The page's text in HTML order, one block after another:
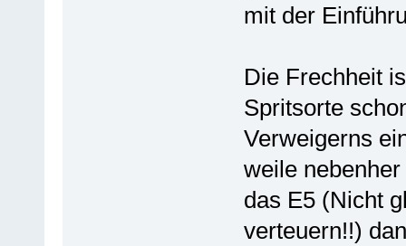
mit der
Die Frechheit
Spritsorte
Verweigerns
weile
das E5 (Nicht
verteuern!!)